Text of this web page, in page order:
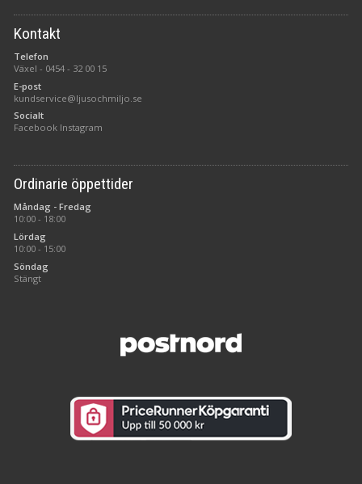
Kontakt
Telefon
Växel - 0454 - 32 00 15
E-post
kundservice@ljusochmiljo.se
Socialt
Facebook Instagram
Ordinarie öppettider
Måndag - Fredag
10:00 - 18:00
Lördag
10:00 - 15:00
Söndag
Stängt